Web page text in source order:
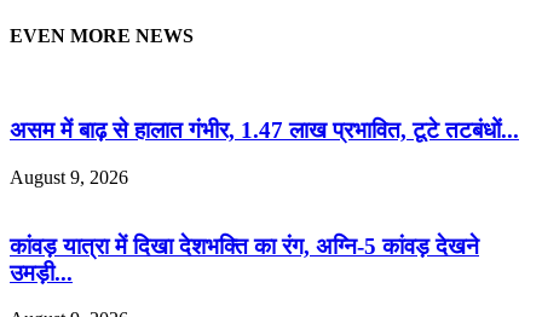
EVEN MORE NEWS
असम में बाढ़ से हालात गंभीर, 1.47 लाख प्रभावित, टूटे तटबंधों...
August 9, 2026
कांवड़ यात्रा में दिखा देशभक्ति का रंग, अग्नि-5 कांवड़ देखने
उमड़ी...